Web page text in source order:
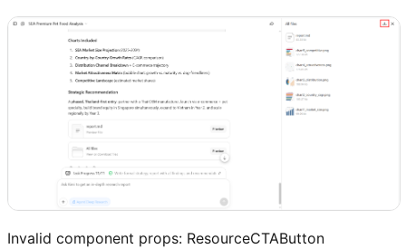
Invalid component props: ResourceCTAButton